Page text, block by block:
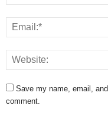
Save my name, email,
comment.